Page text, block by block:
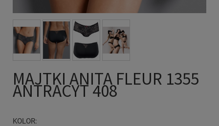
MAJTKI ANITA FLEUR 1355
ANTRACYT 408
KOLOR: